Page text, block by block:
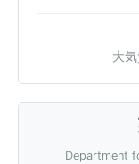
大
Department